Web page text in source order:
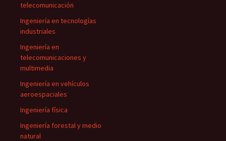
telecomunicación
Ingeniería en tecnologías
industriales
Ingeniería en
telecomunicaciones y
multimedia
Ingeniería en vehículos
aeroespaciales
Ingeniería física
Ingeniería forestal y medio
natural